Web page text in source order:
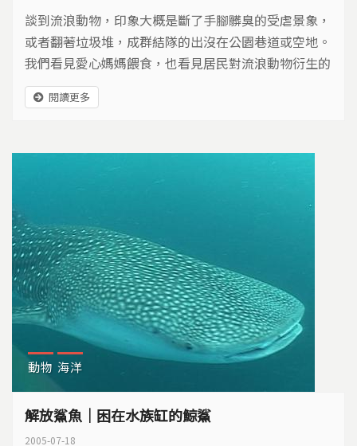
談到流浪動物，印象大概是斷了手腳髒臭的受虐景象，
或者翻著垃圾堆，成群結隊的出沒在公園巷道或空地。
我們看見愛心媽媽餵食，也看見居民對流浪動物衍生的
環境問題產生疑慮。如果依照法令,只要流浪動物超過
七天無人認領，就得面臨撲殺的命運，這是最直接最快
閱讀更多
動物 海洋
解放鯊魚｜困在水族缸的鯨鯊
2005-07-18